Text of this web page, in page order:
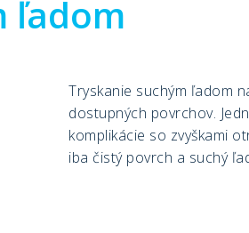
ľadom
Tryskanie suchým ľadom
dostupných povrchov.
komplikácie so zvyškami
iba čistý povrch a suchý